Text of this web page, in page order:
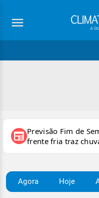
newspaper Previsão Fim de
frente fria traz
país
Agora Hoje